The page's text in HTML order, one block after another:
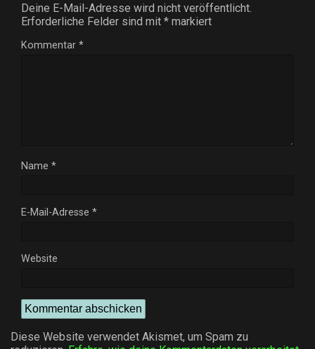
Deine E-Mail-Adresse wird nicht veröffentlicht.
Erforderliche Felder sind mit * markiert
Kommentar *
Name *
E-Mail-Adresse *
Website
Diese Website verwendet Akismet, um Spam zu